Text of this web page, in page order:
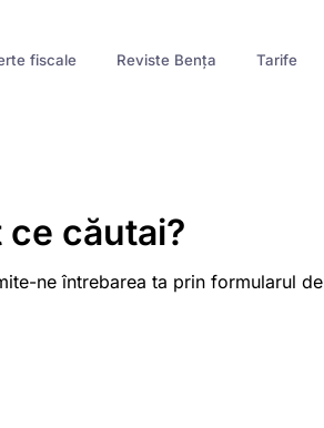
fiscale Reviste Bența Tarife
ce căutai?
ne întrebarea ta prin formularul de